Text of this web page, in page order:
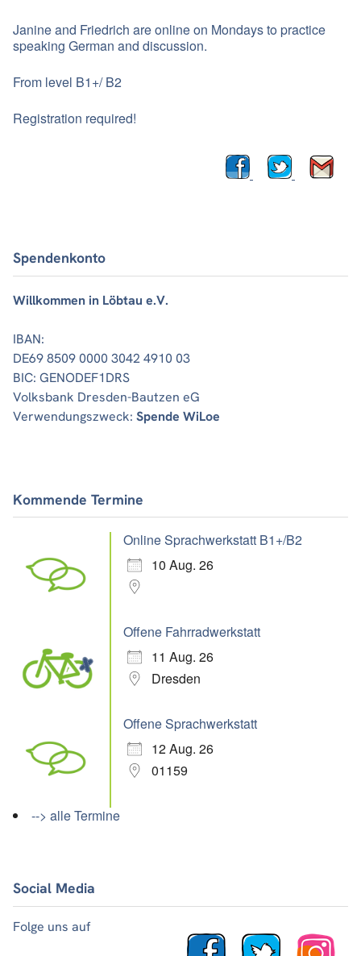
Janine and Friedrich are online on Mondays to practice
speaking German and discussion.
From level B1+/ B2
Registration required!
Spendenkonto
Willkommen in Löbtau e.V.
IBAN:
DE69 8509 0000 3042 4910 03
BIC: GENODEF1DRS
Volksbank Dresden-Bautzen eG
Verwendungszweck: Spende WiLoe
Kommende Termine
Online Sprachwerkstatt B1+/B2
10 Aug. 26
Offene Fahrradwerkstatt
11 Aug. 26
Dresden
Offene Sprachwerkstatt
12 Aug. 26
01159
--> alle Termine
Social Media
Folge uns auf